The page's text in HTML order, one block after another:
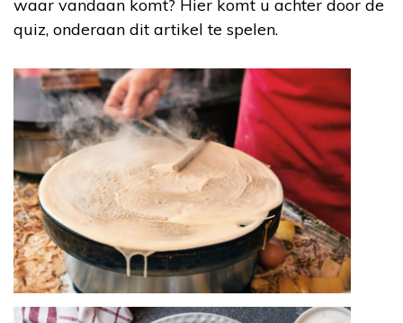
waar vandaan komt? Hier komt u achter door de
quiz, onderaan dit artikel te spelen.